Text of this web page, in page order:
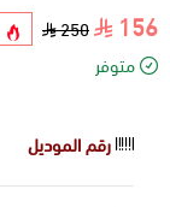
156
250
متوفر
رقم الموديل